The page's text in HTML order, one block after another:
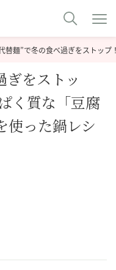
替麺”で冬の食べ過ぎをストッ
ぎをストッ
く質な「豆腐
使った鍋レシ